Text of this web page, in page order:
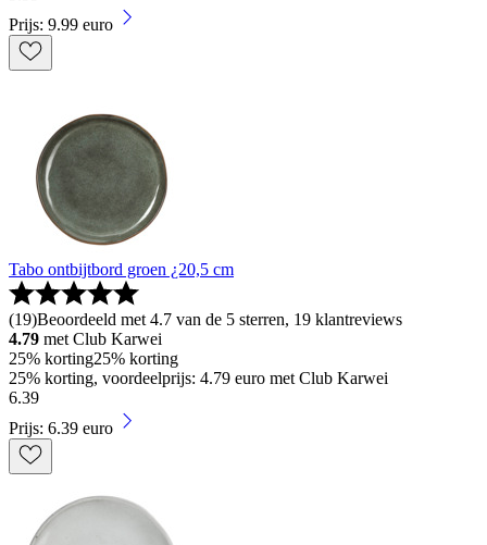
Prijs: 9.99 euro
Tabo ontbijtbord groen ¿20,5 cm
(19)Beoordeeld met 4.7 van de 5 sterren, 19 klantreviews
4.79 met Club Karwei
25% korting25% korting
25% korting, voordeelprijs: 4.79 euro met Club Karwei
6.39
Prijs: 6.39 euro